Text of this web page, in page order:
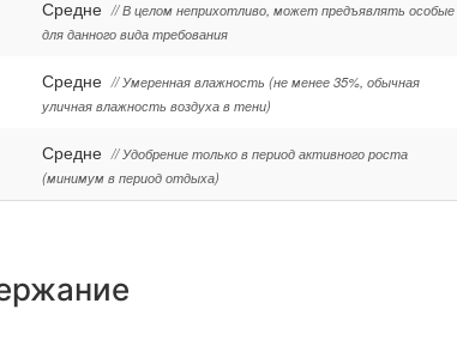
Средне // В целом неприхотливо, может предъявлять особые
для данного вида требования
Средне // Умеренная влажность (не менее 35%, обычная
уличная влажность воздуха в тени)
Средне // Удобрение только в период активного роста
(минимум в период отдыха)